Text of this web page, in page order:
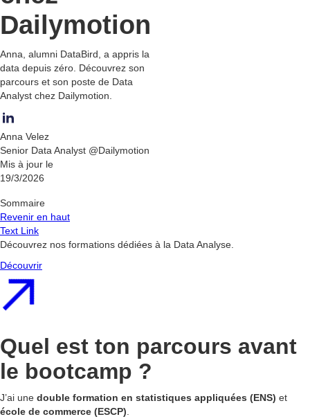
Dailymotion
Anna, alumni DataBird, a appris la
data depuis zéro. Découvrez son
parcours et son poste de Data
Analyst chez Dailymotion.
Anna Velez
Senior Data Analyst @Dailymotion
Mis à jour le
19/3/2026
Sommaire
Revenir en haut
Text Link
Découvrez nos formations dédiées à la Data Analyse.
Découvrir
Quel est ton parcours avant
le bootcamp ?
J’ai une double formation en statistiques appliquées (ENS) et
école de commerce (ESCP)